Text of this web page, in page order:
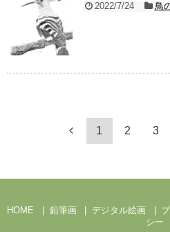
2022/7/24 鳥
1 2 3
HOME 鉛筆画 デジタル絵画
シー